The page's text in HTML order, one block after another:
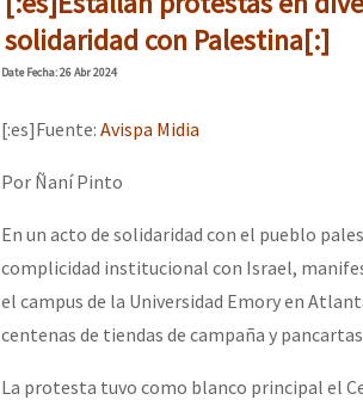
Dia 3 do Encontro “Guerra contra a
Dia 2 do Encontro “Guerra contra a
Dia 1: Encontro “Guerra contra a
[CDMX – 20 julio] Jornadas globales por la
solidaridad con Palestina[:]
DateFecha: 26 Abr 2024
[:es]Fuente: Avispa Midia
Por Ñaní Pinto
En un acto de solidaridad con el pueblo
complicidad institucional con Israel,
el campus de la Universidad Emory en
centenas de tiendas de campaña y
La protesta tuvo como blanco principal el